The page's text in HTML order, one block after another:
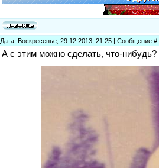
Дата: Воскресенье, 29.12.2013, 21:25 | Сообщение #
А с этим можно сделать, что-